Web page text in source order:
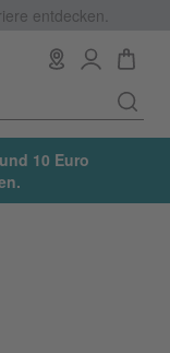
entdecken.
10 Euro